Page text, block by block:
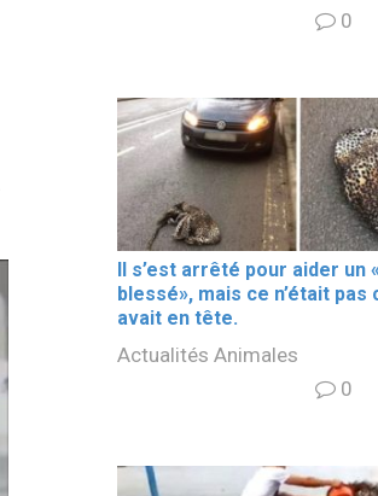
0
Il s’est arrêté pour aider un
blеssé», mais ce n’était pas
avait en tête.
Actualités Animales
0